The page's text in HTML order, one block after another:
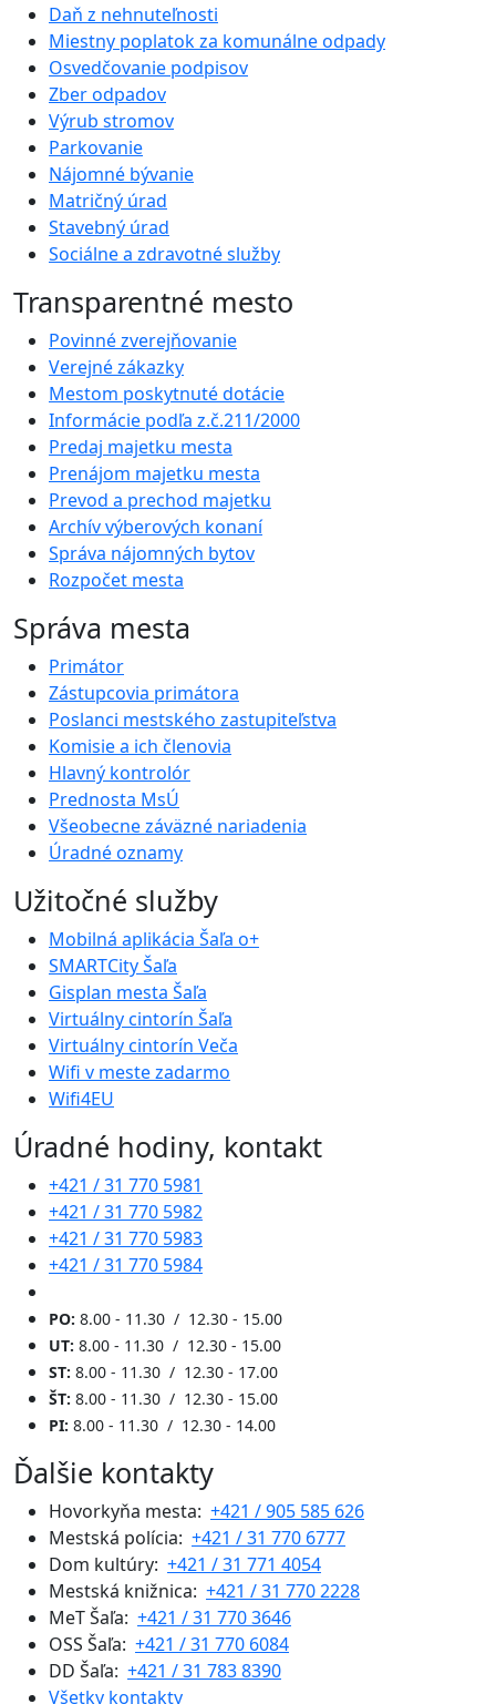
Daň z nehnuteľnosti
Miestny poplatok za komunálne odpady
Osvedčovanie podpisov
Zber odpadov
Výrub stromov
Parkovanie
Nájomné bývanie
Matričný úrad
Stavebný úrad
Sociálne a zdravotné služby
Transparentné mesto
Povinné zverejňovanie
Verejné zákazky
Mestom poskytnuté dotácie
Informácie podľa z.č.211/2000
Predaj majetku mesta
Prenájom majetku mesta
Prevod a prechod majetku
Archív výberových konaní
Správa nájomných bytov
Rozpočet mesta
Správa mesta
Primátor
Zástupcovia primátora
Poslanci mestského zastupiteľstva
Komisie a ich členovia
Hlavný kontrolór
Prednosta MsÚ
Všeobecne záväzné nariadenia
Úradné oznamy
Užitočné služby
Mobilná aplikácia Šaľa o+
SMARTCity Šaľa
Gisplan mesta Šaľa
Virtuálny cintorín Šaľa
Virtuálny cintorín Veča
Wifi v meste zadarmo
Wifi4EU
Úradné hodiny, kontakt
+421 / 31 770 5981
+421 / 31 770 5982
+421 / 31 770 5983
+421 / 31 770 5984
PO: 8.00 - 11.30 / 12.30 - 15.00
UT: 8.00 - 11.30 / 12.30 - 15.00
ST: 8.00 - 11.30 / 12.30 - 17.00
ŠT: 8.00 - 11.30 / 12.30 - 15.00
PI: 8.00 - 11.30 / 12.30 - 14.00
Ďalšie kontakty
Hovorkyňa mesta: +421 / 905 585 626
Mestská polícia: +421 / 31 770 6777
Dom kultúry: +421 / 31 771 4054
Mestská knižnica: +421 / 31 770 2228
MeT Šaľa: +421 / 31 770 3646
OSS Šaľa: +421 / 31 770 6084
DD Šaľa: +421 / 31 783 8390
Všetky kontakty